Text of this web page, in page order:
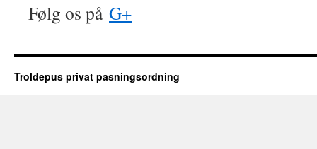
Følg os på G+
Troldepus privat pasningsordning